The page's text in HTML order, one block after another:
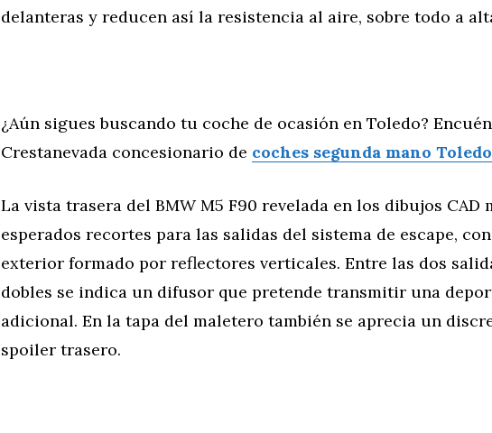
delanteras y reducen así la resistencia al aire, sobre todo a
¿Aún sigues buscando tu coche de ocasión en Toledo?
Crestanevada concesionario de coches segunda mano Toledo
La vista trasera del BMW M5 F90 revelada en los dibujos CAD
esperados recortes para las salidas del sistema de escape,
exterior formado por reflectores verticales. Entre las dos
dobles se indica un difusor que pretende transmitir una
adicional. En la tapa del maletero también se aprecia un
spoiler trasero.